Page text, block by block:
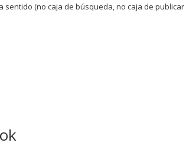
(no caja de búsqueda, no caja de publicar